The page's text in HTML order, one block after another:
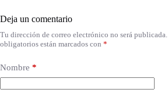
Deja un comentario
Tu dirección de correo electrónico no será publicada.
obligatorios están marcados con *
Nombre *